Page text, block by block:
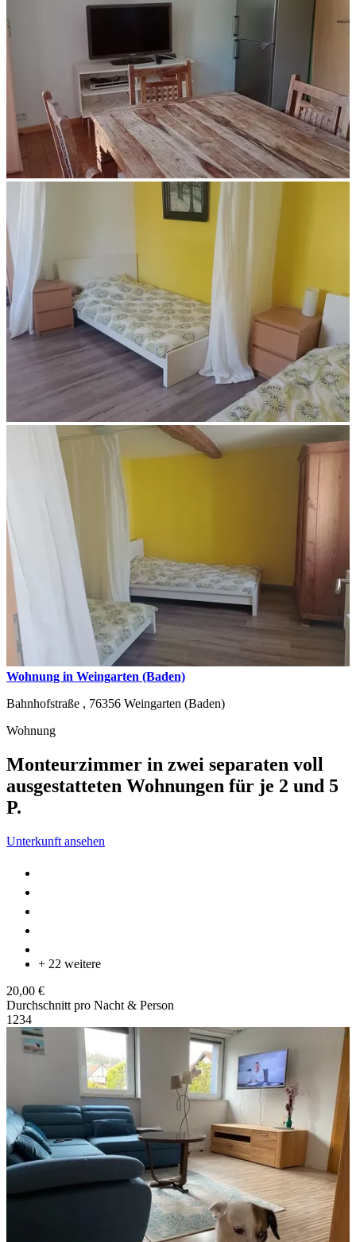
Wohnung in Weingarten (Baden)
Bahnhofstraße , 76356 Weingarten (Baden)
Wohnung
Monteurzimmer in zwei separaten voll
ausgestatteten Wohnungen für je 2 und 5
P.
Unterkunft ansehen
+ 22 weitere
20,00 €
Durchschnitt pro Nacht & Person
1 234